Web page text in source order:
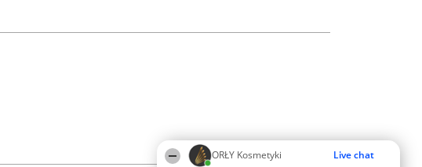
ORŁY Kosmetyki Live chat